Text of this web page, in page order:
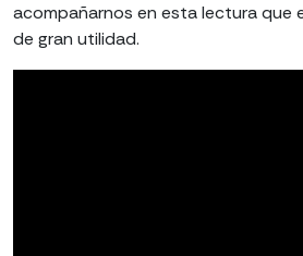
acompañarnos en esta lectura que
de gran utilidad.